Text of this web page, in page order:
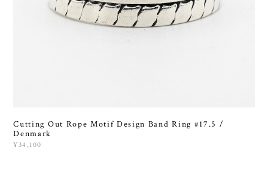
Cutting Out Rope Motif Design Band Ring #17.5 /
Denmark
¥34,100